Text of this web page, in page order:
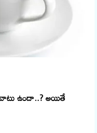
ఉందా..? అయితే